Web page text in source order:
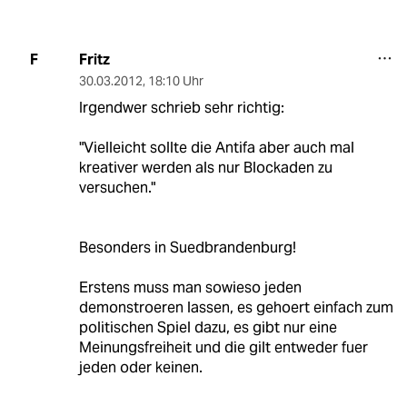
F Fritz
30.03.2012, 18:10 Uhr
Irgendwer schrieb sehr richtig:
"Vielleicht sollte die Antifa aber auch mal
kreativer werden als nur Blockaden zu
versuchen."
Besonders in Suedbrandenburg!
Erstens muss man sowieso jeden
demonstroeren lassen, es gehoert einfach zum
politischen Spiel dazu, es gibt nur eine
Meinungsfreiheit und die gilt entweder fuer
jeden oder keinen.